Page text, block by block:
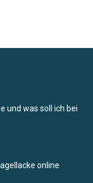
und was soll ich bei
online